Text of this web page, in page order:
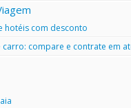
hotéis com desconto
carro: compare e contrate em